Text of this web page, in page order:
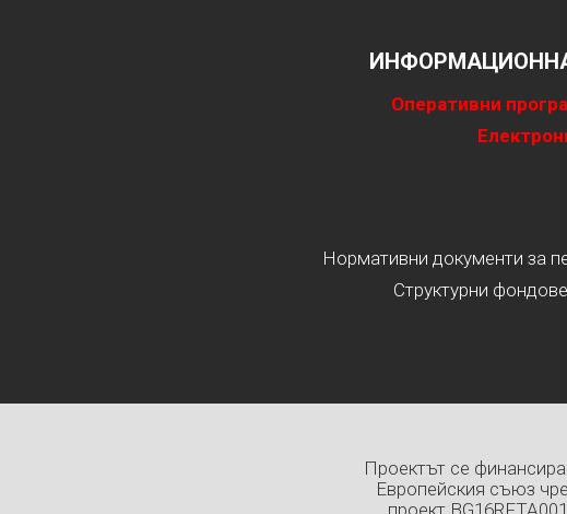
Оперативни
Нормативни документи за
Структурни
Проектът се
Европейския съюз
проект